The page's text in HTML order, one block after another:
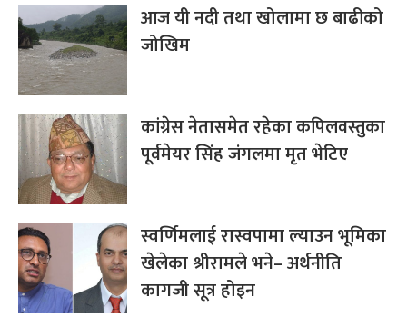
आज यी नदी तथा खोलामा छ बाढीको
जोखिम
कांग्रेस नेतासमेत रहेका कपिलवस्तुका
पूर्वमेयर सिंह जंगलमा मृत भेटिए
स्वर्णिमलाई रास्वपामा ल्याउन भूमिका
खेलेका श्रीरामले भने– अर्थनीति
कागजी सूत्र होइन